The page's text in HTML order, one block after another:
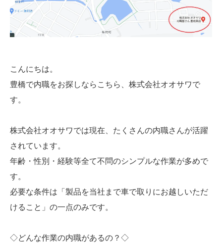
こんにちは。
豊橋で内職をお探しならこちら、株式会社オオサワで
す。
株式会社オオサワでは現在、たくさんの内職さんが活躍
されています。
年齢・性別・経験等全て不問のシンプルな作業が多めで
す。
必要な条件は「製品を当社まで車で取りにお越しいただ
けること」の一点のみです。
◇どんな作業の内職があるの？◇